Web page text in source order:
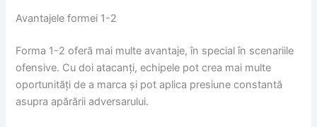
Avantajele formei 1-2
Forma 1-2 oferă mai multe avantaje, în special în scenariile
ofensive. Cu doi atacanți, echipele pot crea mai multe
oportunități de a marca și pot aplica presiune constantă
asupra apărării adversarului.